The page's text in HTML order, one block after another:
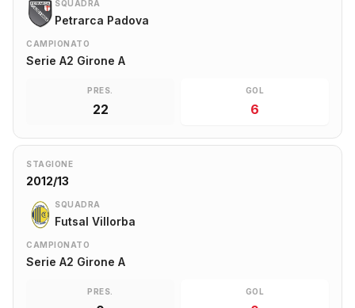
SQUADRA
Petrarca Padova
CAMPIONATO
Serie A2 Girone A
PRES.
22
GOL
6
STAGIONE
2012/13
SQUADRA
Futsal Villorba
CAMPIONATO
Serie A2 Girone A
PRES. GOL